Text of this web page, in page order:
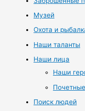
Музей
Охота и
Наши таланты
Наши лица
Наши
Поиск людей